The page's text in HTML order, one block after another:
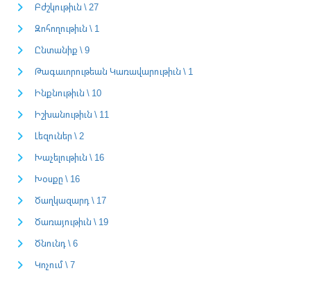
Բժշկութիւն \ 27
Զոհողութիւն \ 1
Ընտանիք \ 9
Թագաւորութեան Կառավարութիւն \ 1
Ինքնութիւն \ 10
Իշխանութիւն \ 11
Լեզուներ \ 2
Խաչելութիւն \ 16
Խօսքը \ 16
Ծաղկազարդ \ 17
Ծառայութիւն \ 19
Ծնունդ \ 6
Կոչում \ 7